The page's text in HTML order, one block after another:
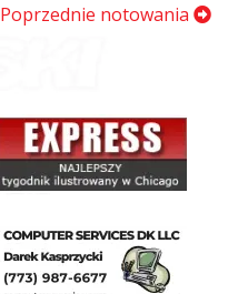
Poprzednie notowania